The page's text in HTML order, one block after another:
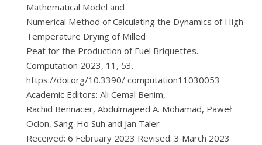
Mathematical Model and
Numerical Method of Calculating the Dynamics of High-
Temperature Drying of Milled
Peat for the Production of Fuel Briquettes.
Computation 2023, 11, 53.
https://doi.org/10.3390/ computation11030053
Academic Editors: Ali Cemal Benim,
Rachid Bennacer, Abdulmajeed A. Mohamad, Paweł
Oclon, Sang-Ho Suh and Jan Taler
Received: 6 February 2023 Revised: 3 March 2023